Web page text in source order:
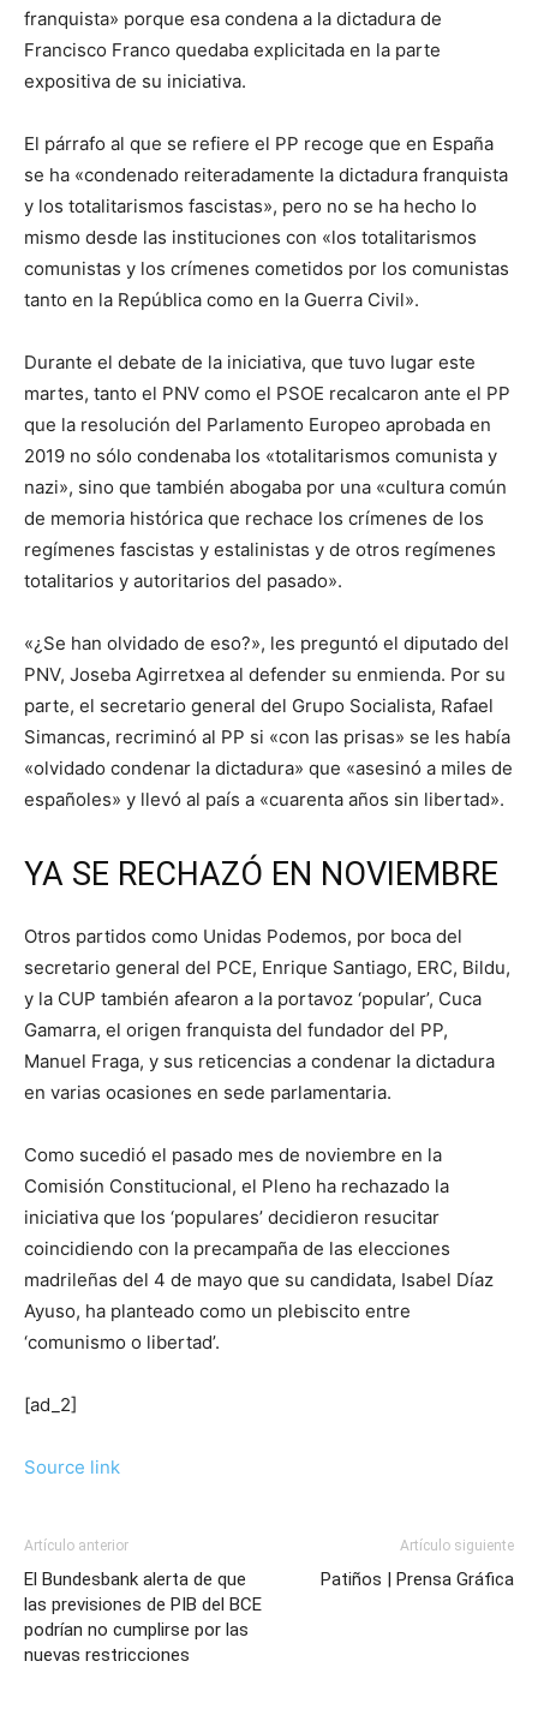
franquista» porque esa condena a la dictadura de
Francisco Franco quedaba explicitada en la parte
expositiva de su iniciativa.
El párrafo al que se refiere el PP recoge que en España
se ha «condenado reiteradamente la dictadura franquista
y los totalitarismos fascistas», pero no se ha hecho lo
mismo desde las instituciones con «los totalitarismos
comunistas y los crímenes cometidos por los comunistas
tanto en la República como en la Guerra Civil».
Durante el debate de la iniciativa, que tuvo lugar este
martes, tanto el PNV como el PSOE recalcaron ante el PP
que la resolución del Parlamento Europeo aprobada en
2019 no sólo condenaba los «totalitarismos comunista y
nazi», sino que también abogaba por una «cultura común
de memoria histórica que rechace los crímenes de los
regímenes fascistas y estalinistas y de otros regímenes
totalitarios y autoritarios del pasado».
«¿Se han olvidado de eso?», les preguntó el diputado del
PNV, Joseba Agirretxea al defender su enmienda. Por su
parte, el secretario general del Grupo Socialista, Rafael
Simancas, recriminó al PP si «con las prisas» se les había
«olvidado condenar la dictadura» que «asesinó a miles de
españoles» y llevó al país a «cuarenta años sin libertad».
YA SE RECHAZÓ EN NOVIEMBRE
Otros partidos como Unidas Podemos, por boca del
secretario general del PCE, Enrique Santiago, ERC, Bildu,
y la CUP también afearon a la portavoz ‘popular’, Cuca
Gamarra, el origen franquista del fundador del PP,
Manuel Fraga, y sus reticencias a condenar la dictadura
en varias ocasiones en sede parlamentaria.
Como sucedió el pasado mes de noviembre en la
Comisión Constitucional, el Pleno ha rechazado la
iniciativa que los ‘populares’ decidieron resucitar
coincidiendo con la precampaña de las elecciones
madrileñas del 4 de mayo que su candidata, Isabel Díaz
Ayuso, ha planteado como un plebiscito entre
‘comunismo o libertad’.
[ad_2]
Source link
Artículo anterior
El Bundesbank alerta de que
las previsiones de PIB del BCE
podrían no cumplirse por las
nuevas restricciones
Artículo siguiente
Patiños | Prensa Gráfica